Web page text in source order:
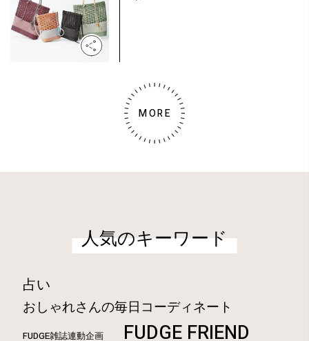
MORE
人気のキーワード
占い
おしゃれさんの毎日コーディネート
FUDGE雑誌連動企画 FUDGE FRIEND